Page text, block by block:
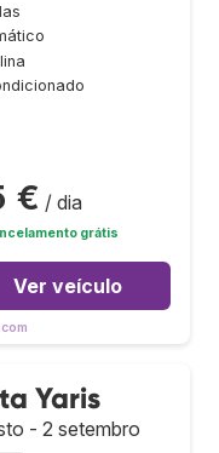
€ / dia
grátis
Ver veículo
Yaris
- 2 setembro